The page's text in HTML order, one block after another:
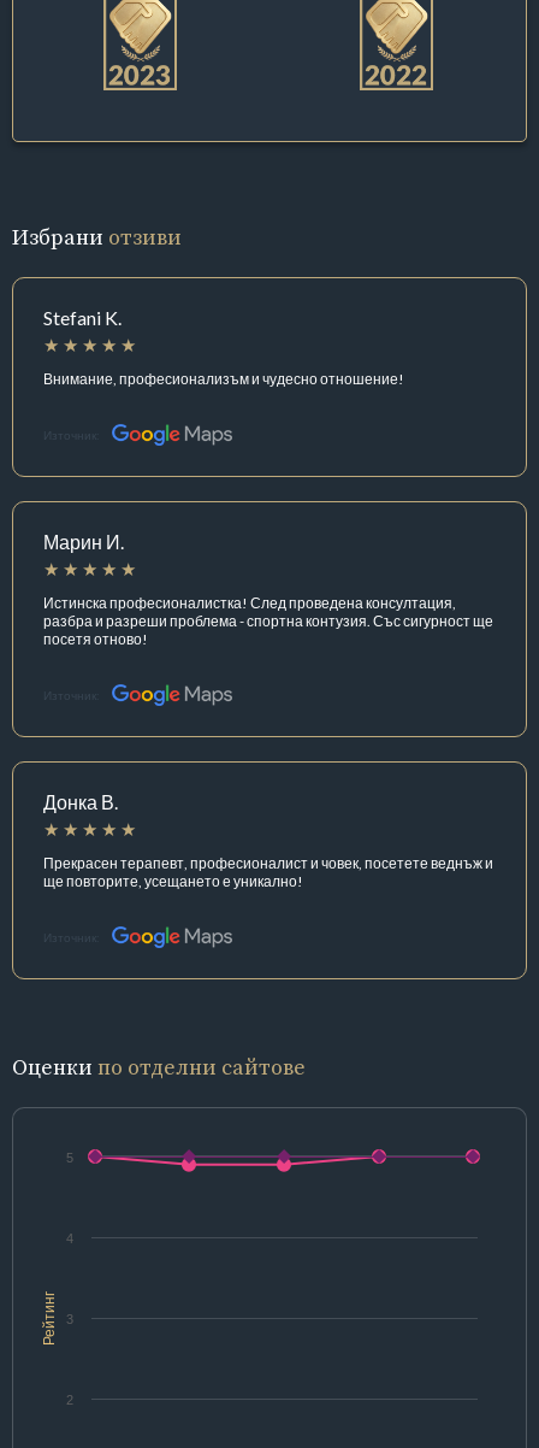
Избрани отзиви
Stefani K.
Внимание, професионализъм и чудесно отношение!
Източник:
Марин И.
Истинска професионалистка! След проведена консултация,
разбра и разреши проблема - спортна контузия. Със сигурност ще
посетя отново!
Източник:
Донка В.
Прекрасен терапевт, професионалист и човек, посетете веднъж и
ще повторите, усещането е уникално!
Източник:
Оценки по отделни сайтове
Рейтинг
2
3
4
5